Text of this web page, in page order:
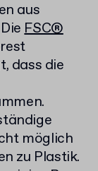
aus
FSC®
dass die
möglich
zu Plastik.